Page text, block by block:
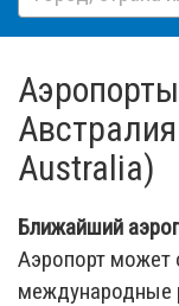
Australia)
Ближайший
Аэропорт может
международные